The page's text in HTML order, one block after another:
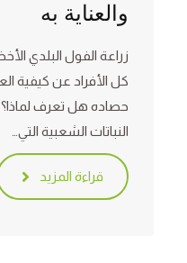
والعناية به
زراعة الفول البلدي
كل الأفراد عن كيفية
حصاده هل تعرف
النباتات الشعبية التي…
قراءة المزيد